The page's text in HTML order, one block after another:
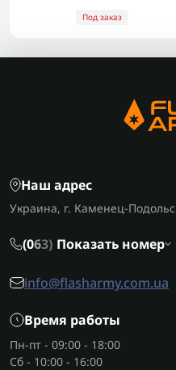
Под заказ
Наш адрес
Украина, г. Каменец-
(063) Показать номер
info@flasharmy.com.ua
Время работы
Пн-пт - 09:00 - 18:00
Сб - 10:00 - 16:00